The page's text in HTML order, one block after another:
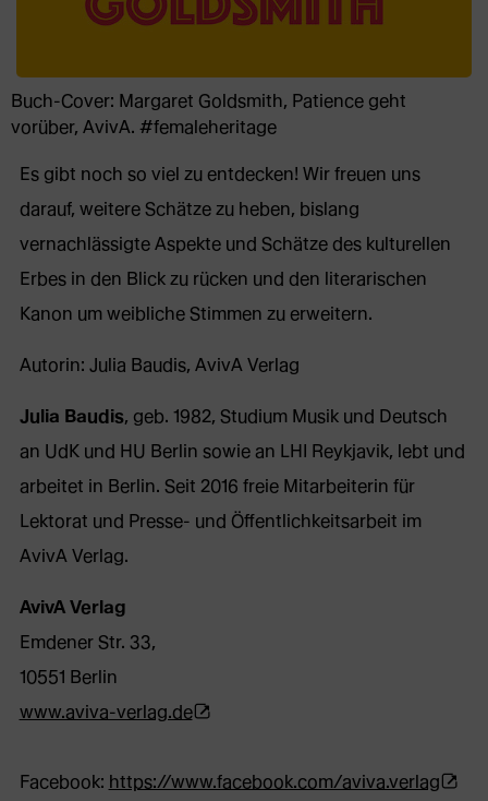
Buch-Cover: Margaret Goldsmith, Patience geht
vorüber, AvivA. #femaleheritage
Es gibt noch so viel zu entdecken! Wir freuen uns
darauf, weitere Schätze zu heben, bislang
vernachlässigte Aspekte und Schätze des kulturellen
Erbes in den Blick zu rücken und den literarischen
Kanon um weibliche Stimmen zu erweitern.
Autorin: Julia Baudis, AvivA Verlag
Julia Baudis, geb. 1982, Studium Musik und Deutsch
an UdK und HU Berlin sowie an LHI Reykjavik, lebt und
arbeitet in Berlin. Seit 2016 freie Mitarbeiterin für
Lektorat und Presse- und Öffentlichkeitsarbeit im
AvivA Verlag.
AvivA Verlag
Emdener Str. 33,
10551 Berlin
www.aviva-verlag.de(Öffnet
Webseite
Facebook: https://www.facebook.com/aviva.verlag